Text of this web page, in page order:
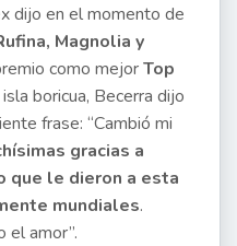
dijo en el momento de
Magnolia y
como mejorTop
boricua, Becerra dijo
frase: “Cambió mi
gracias a
que le dieron a esta
mundiales.
el amor”.